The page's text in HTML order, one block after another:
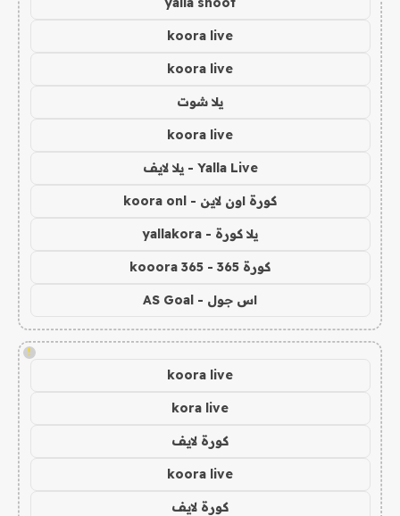
koora live
koora live
يلا شوت
koora live
Yalla Live - يلا لايف
كورة اون لاين - koora onl
يلا كورة - yallakora
كورة 365 - kooora 365
اس جول - AS Goal
!
koora live
kora live
كورة لايف
koora live
كورة لايف